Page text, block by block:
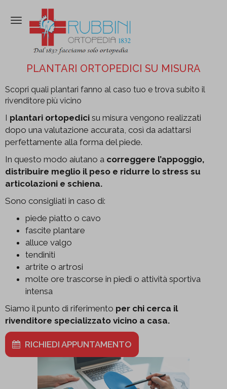
Attiva/disattiva
PLANTARI ORTOPEDICI SU MISURA
Scopri quali plantari fanno al caso tuo e trova subito il
rivenditore più vicino
I plantari ortopedici su misura vengono realizzati
dopo una valutazione accurata, così da adattarsi
perfettamente alla forma del piede.
In questo modo aiutano a correggere l’appoggio,
distribuire meglio il peso e ridurre lo stress su
articolazioni e schiena.
Sono consigliati in caso di:
piede piatto o cavo
fascite plantare
alluce valgo
tendiniti
artrite o artrosi
molte ore trascorse in piedi o attività sportiva
intensa
Siamo il punto di riferimento per chi cerca il
rivenditore specializzato vicino a casa.
RICHIEDI APPUNTAMENTO